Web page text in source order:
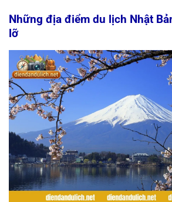
Những địa điểm du lịch Nhật
lỡ